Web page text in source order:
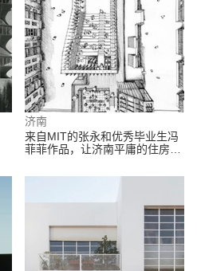
济南
来自MIT的张永和优秀毕业生冯
菲菲作品，让济南平庸的住房焕